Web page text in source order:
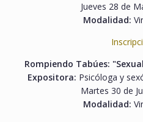
Jueves 28 de
Modalidad:
Rompiendo Tabúes:
Expositora: Psicóloga y
Martes 30 de
Modalidad: